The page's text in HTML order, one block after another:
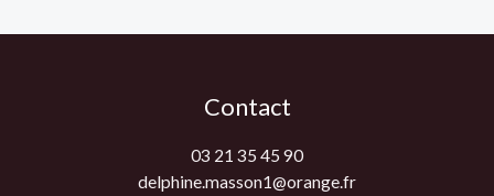
Contact
03 21 35 45 90
delphine.masson1@orange.fr